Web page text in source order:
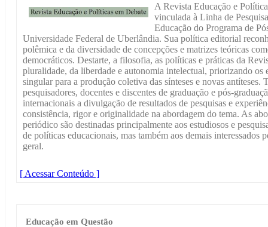
A Revista Educação e
vinculada à Linha de
Educação do Programa de
Universidade Federal de Uberlândia. Sua política editorial
polêmica e da diversidade de concepções e matrizes teóricas
democráticos. Destarte, a filosofia, as políticas e práticas da
pluralidade, da liberdade e autonomia intelectual, priorizando os
singular para a produção coletiva das sínteses e novas
pesquisadores, docentes e discentes de graduação e pós-
internacionais a divulgação de resultados de pesquisas e
consistência, rigor e originalidade na abordagem do tema. As
periódico são destinadas principalmente aos estudiosos e
de políticas educacionais, mas também aos demais interessados
geral.
[ Acessar Conteúdo ]
Educação em Questão